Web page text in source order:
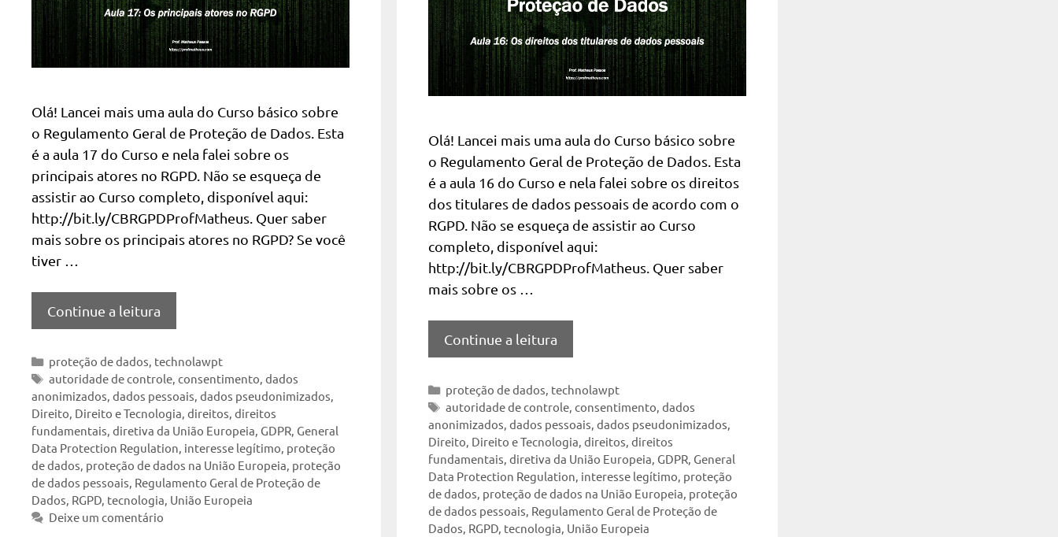
Olá! Lancei mais uma aula do Curso básico sobre
o Regulamento Geral de Proteção de Dados. Esta
é a aula 17 do Curso e nela falei sobre os
principais atores no RGPD. Não se esqueça de
assistir ao Curso completo, disponível aqui:
http://bit.ly/CBRGPDProfMatheus. Quer saber
mais sobre os principais atores no RGPD? Se você
tiver …
Continue a leitura
Categorias
proteção de dados, technolawpt
Tags
autoridade de controle,consentimento,dados
anonimizados, dados pessoais, dados pseudonimizados,
Direito, Direito e Tecnologia, direitos, direitos
fundamentais, diretiva da União Europeia, GDPR, General
Data Protection Regulation, interesse legítimo, proteção
de dados, proteção de dados na União Europeia, proteção
de dados pessoais, Regulamento Geral de Proteção de
Dados, RGPD, tecnologia, União Europeia
Deixe um comentário
Olá! Lancei mais uma aula do Curso básico sobre
o Regulamento Geral de Proteção de Dados. Esta
é a aula 16 do Curso e nela falei sobre os direitos
dos titulares de dados pessoais de acordo com o
RGPD. Não se esqueça de assistir ao Curso
completo, disponível aqui:
http://bit.ly/CBRGPDProfMatheus. Quer saber
mais sobre os …
Continue a leitura
Categorias
proteção de dados, technolawpt
Tags
autoridade de controle,consentimento,dados
anonimizados, dados pessoais, dados pseudonimizados,
Direito, Direito e Tecnologia, direitos, direitos
fundamentais, diretiva da União Europeia, GDPR, General
Data Protection Regulation, interesse legítimo, proteção
de dados, proteção de dados na União Europeia, proteção
de dados pessoais, Regulamento Geral de Proteção de
Dados, RGPD, tecnologia, União Europeia